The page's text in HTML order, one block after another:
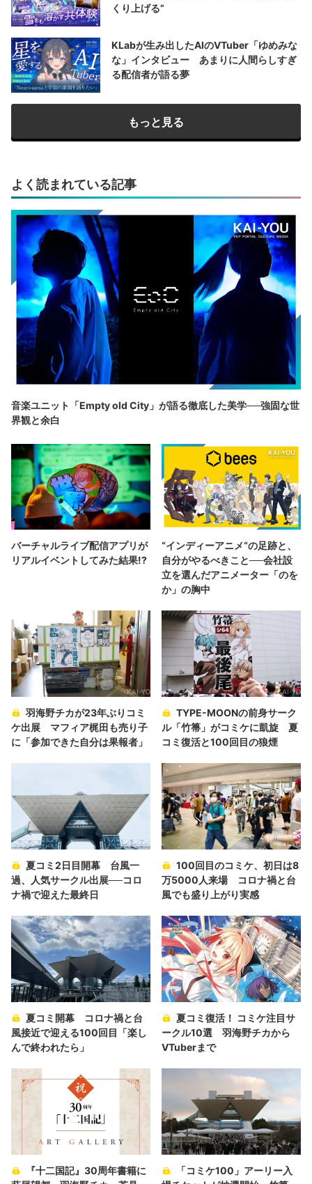
くり上げる”
KLabが生み出したAIのVTuber「ゆめみな
な」インタビュー あまりに人間らしすぎ
る配信者が語る夢
もっと見る
よく読まれている記事
音楽ユニット「Empty old City」が語る徹底した美学──強固な世
界観と余白
バーチャルライブ配信アプリが
リアルイベントしてみた結果!?
“インディーアニメ“の足跡と、
自分がやるべきこと──会社設
立を選んだアニメーター「のを
か」の胸中
羽海野チカが23年ぶりコミ
ケ出展 マフィア梶田も売り子
に「参加できた自分は果報者」
TYPE-MOONの前身サーク
ル「竹箒」がコミケに凱旋 夏
コミ復活と100回目の狼煙
夏コミ2日目開幕 台風一
過、人気サークル出展──コロ
ナ禍で迎えた最終日
100回目のコミケ、初日は8
万5000人来場 コロナ禍と台
風でも盛り上がり実感
夏コミ開幕 コロナ禍と台
風接近で迎える100回目「楽し
んで終われたら」
夏コミ復活！ コミケ注目サ
ークル10選 羽海野チカから
VTuberまで
『十二国記』30周年書籍に
「コミケ100」アーリー入